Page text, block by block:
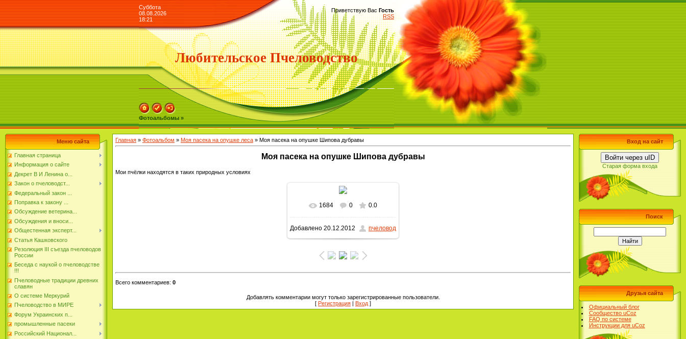
Суббота
08.08.2026
18:21
Приветствую Вас Гость
RSS
Любительское Пчеловодство
Фотоальбомы »
Меню сайта
Главная страница
Информация о сайте
Декрет В И Ленина о...
Закон о пчеловодст...
Федеральный закон ...
Поправка к закону ...
Обсуждение ветерина...
Обсуждения и вноси...
Общестенная эксперт...
Статья Кашковского
Резолюция III съезда пчеловодов
России
Беседа с наукой о пчеловодстве
!!!
Пчеловодные традиции древних
славян
О системе Меркурий
Пчеловодство в МИРЕ
Форум Украинских п...
промышленные пасеки
Российский Национал...
Главная » Фотоальбом » Моя пасека на опушке леса » Моя пасека на опушке Шипова дубравы
Моя пасека на опушке Шипова дубравы
Мои пчёлки находятся в таких природных условиях
В реальном размере
1600x1200/ 442.7Kb
1684 0 0.0
Добавлено 20.12.2012 пчеловод
Всего комментариев: 0
Добавлять комментарии могут только зарегистрированные пользователи.
[ Регистрация Вход]
Вход на сайт
Войти через uID
Старая форма входа
Поиск
Друзья сайта
Официальный блог
Сообщество uCoz
FAQ по системе
Инструкции для uCoz